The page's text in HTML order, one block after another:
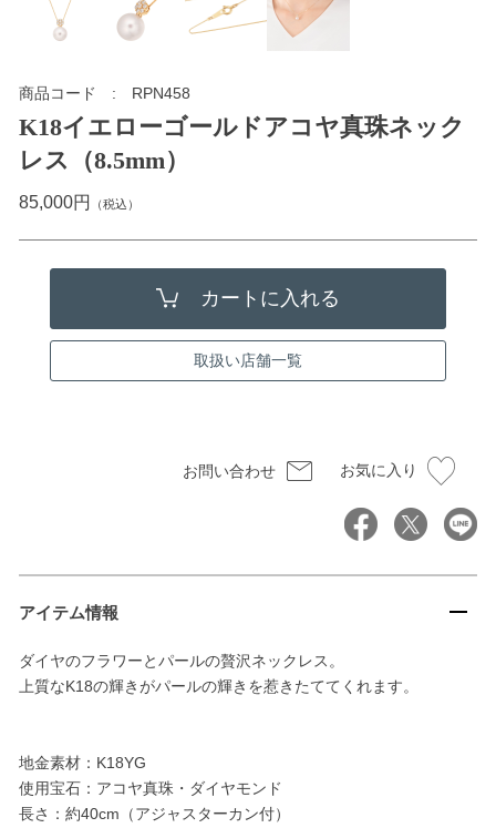
商品コード RPN458
K18イエローゴールドアコヤ真珠ネック
レス（8.5mm）
85,000円 （税込）
取扱い店舗一覧
お問い合わせ お気に入り
アイテム情報
ダイヤのフラワーとパールの贅沢ネックレス。
上質なK18の輝きがパールの輝きを惹きたててくれます。
地金素材：K18YG
使用宝石：アコヤ真珠・ダイヤモンド
長さ：約40cm（アジャスターカン付）